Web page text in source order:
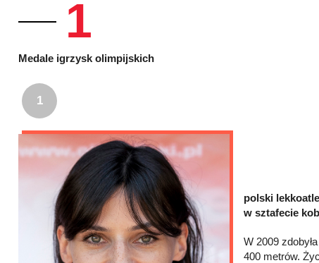
1
Medale igrzysk olimpijskich
1
polski
w sztafecie
W 2009
400 metrów.